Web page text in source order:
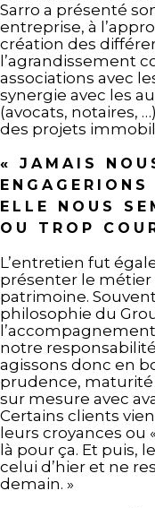
Sarro a présenté
entreprise, à
création des
l’agrandissement
associations avec
synergie avec les
(avocats, notaires,
des projets
« JAMAIS
ELLE NOUS
OU TROP
L’entretien fut
présenter le métier
patrimoine.
philosophie du
notre
agissons donc en
prudence, maturité
sur mesure avec
Certains clients
leurs croyances ou
là pour ça. Et puis,
celui d’hier et ne
demain. »